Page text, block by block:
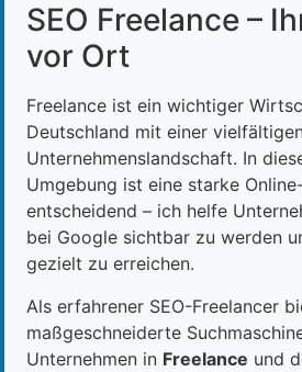
SEO Freelance –
vor Ort
Freelance ist ein wichtiger
Deutschland mit einer
Unternehmenslandschaft. In
Umgebung ist eine starke
entscheidend – ich helfe
bei Google sichtbar zu werden
gezielt zu erreichen.
Als erfahrener SEO-Freelancer
maßgeschneiderte
Unternehmen in Freelance und